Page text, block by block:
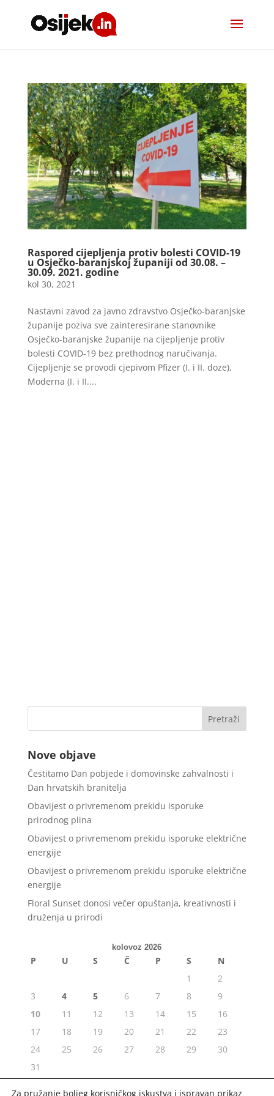
Raspored cijepljenja protiv bolesti COVID-19
u Osječko-baranjskoj županiji od 30.08. –
30.09. 2021. godine
kol 30, 2021
Nastavni zavod za javno zdravstvo Osječko-baranjske
županije poziva sve zainteresirane stanovnike
Osječko-baranjske županije na cijepljenje protiv
bolesti COVID-19 bez prethodnog naručivanja.
Cijepljenje se provodi cjepivom Pfizer (I. i II. doze),
Moderna (I. i II....
Nove objave
Čestitamo Dan pobjede i domovinske zahvalnosti i
Dan hrvatskih branitelja
Obavijest o privremenom prekidu isporuke
prirodnog plina
Obavijest o privremenom prekidu isporuke električne
energije
Obavijest o privremenom prekidu isporuke električne
energije
Floral Sunset donosi večer opuštanja, kreativnosti i
druženja u prirodi
kolovoz 2026
P U S Č P S
N
1
2
3
4 5 6 7 8
9
10
11 12 13 14 15
16
17
18 19 20 21 22
23
24
25 26 27 28 29
30
31
« srp
Za pružanje boljeg korisničkog iskustva i ispravan prikaz